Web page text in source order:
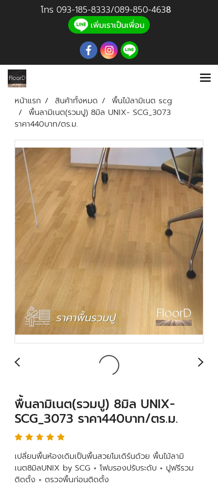
โทร 093-185-8333/089-850-4638
หน้าแรก สินค้าทั้งหมด
พื้นไม้ลามิเนต scg
พื้นลามิเนต(รวมปู) 8มิล UNIX- SCG_3073
ราคา440บาท/ตร.ม.
พื้นลามิเนต(รวมปู) 8มิล UNIX-
SCG_3073 ราคา440บาท/ตร.ม.
เปลี่ยนพื้นห้องเดิมเป็นพื้นสวยโมเดิร์นด้วย พื้นไม้ลามิ
เนต8มิลUNIX by SCG + โฟมรองปรับระดับ + ปูฟรีรวม
ติดตั้ง + ตรวจพื้นก่อนติดตั้ง